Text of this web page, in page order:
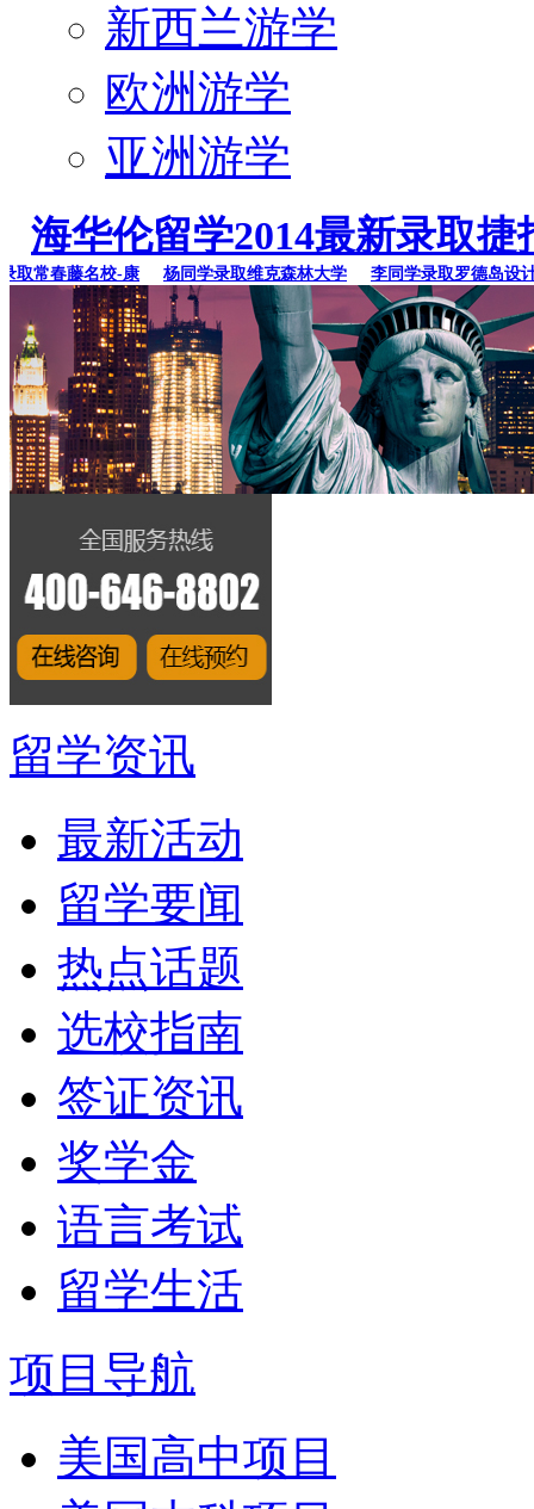
新西兰游学
欧洲游学
亚洲游学
海华伦留学2014最新录取捷
春藤名校-康 杨同学录取维克森林大学 李同学录取罗德岛设计学
留学资讯
最新活动
留学要闻
热点话题
选校指南
签证资讯
奖学金
语言考试
留学生活
项目导航
美国高中项目